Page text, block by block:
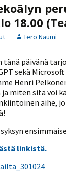
18.00
Tero Naumi
tänä päivänä
sekä
Henri
miten sitä voi
aihe,
linkistä.